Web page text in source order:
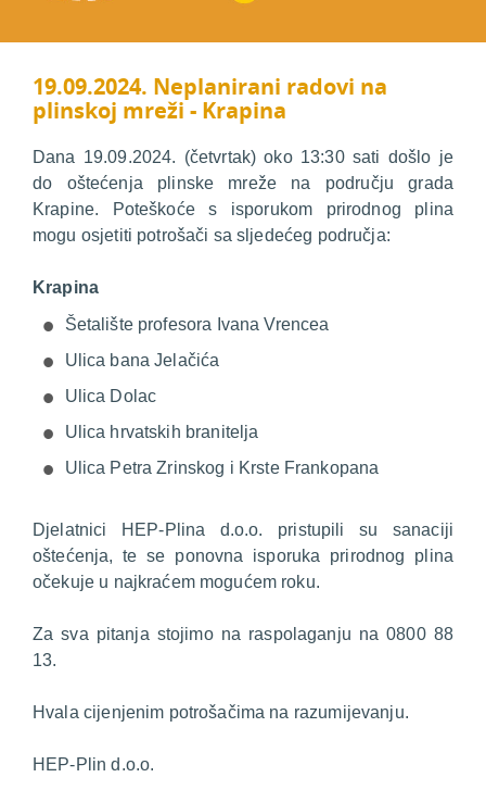
19.09.2024. Neplanirani radovi na
plinskoj mreži - Krapina
Dana 19.09.2024. (četvrtak) oko 13:30 sati došlo je
do oštećenja plinske mreže na području grada
Krapine. Poteškoće s isporukom prirodnog plina
mogu osjetiti potrošači sa sljedećeg područja:
Krapina
Šetalište profesora Ivana Vrencea
Ulica bana Jelačića
Ulica Dolac
Ulica hrvatskih branitelja
Ulica Petra Zrinskog i Krste Frankopana
Djelatnici HEP-Plina d.o.o. pristupili su sanaciji
oštećenja, te se ponovna isporuka prirodnog plina
očekuje u najkraćem mogućem roku.
Za sva pitanja stojimo na raspolaganju na 0800 88
13.
Hvala cijenjenim potrošačima na razumijevanju.
HEP-Plin d.o.o.